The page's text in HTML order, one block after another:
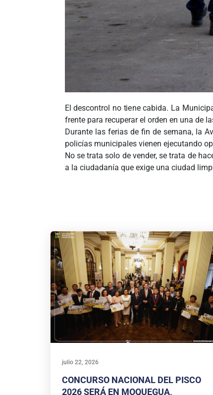
El descontrol no tiene cabida. La
frente para recuperar el orden en una de
Durante las ferias de fin de semana, la
policías municipales vienen ejecutando
No se trata solo de vender, se trata de
a la ciudadanía que exige una ciudad
julio 22, 2026
CONCURSO NACIONAL DEL PISCO
2026 SERÁ EN MOQUEGUA,